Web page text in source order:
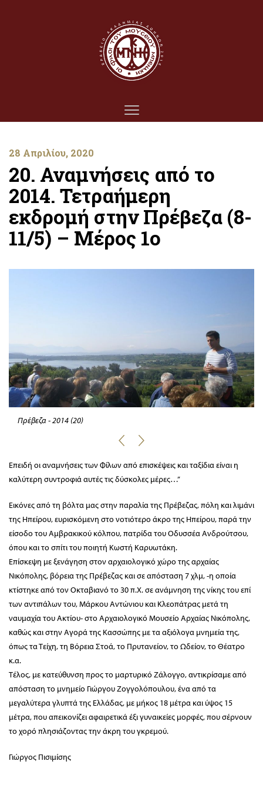
28 Απριλίου, 2020
20. Αναμνήσεις από το
2014. Τετραήμερη
εκδρομή στην Πρέβεζα (8-
11/5) – Μέρος 1ο
Πρέβεζα - 2014 (20)
Επειδή οι αναμνήσεις των Φίλων από επισκέψεις και ταξίδια είναι η
καλύτερη συντροφιά αυτές τις δύσκολες μέρες…”
Εικόνες από τη βόλτα μας στην παραλία της Πρέβεζας, πόλη και λιμάνι
της Ηπείρου, ευρισκόμενη στο νοτιότερο άκρο της Ηπείρου, παρά την
είσοδο του Αμβρακικού κόλπου, πατρίδα του Οδυσσέα Ανδρούτσου,
όπου και το σπίτι του ποιητή Κωστή Καρυωτάκη.
Επίσκεψη με ξενάγηση στον αρχαιολογικό χώρο της αρχαίας
Νικόπολης, βόρεια της Πρέβεζας και σε απόσταση 7 χλμ, -η οποία
κτίστηκε από τον Οκταβιανό το 30 π.Χ. σε ανάμνηση της νίκης του επί
των αντιπάλων του, Μάρκου Αντώνιου και Κλεοπάτρας μετά τη
ναυμαχία του Ακτίου- στο Αρχαιολογικό Μουσείο Αρχαίας Νικόπολης,
καθώς και στην Αγορά της Κασσώπης με τα αξιόλογα μνημεία της,
όπως τα Τείχη, τη Βόρεια Στοά, το Πρυτανείον, το Ωδείον, το Θέατρο
κ.α.
Τέλος, με κατεύθυνση προς το μαρτυρικό Ζάλογγο, αντικρίσαμε από
απόσταση το μνημείο Γιώργου Ζογγολόπουλου, ένα από τα
μεγαλύτερα γλυπτά της Ελλάδας, με μήκος 18 μέτρα και ύψος 15
μέτρα, που απεικονίζει αφαιρετικά έξι γυναικείες μορφές, που σέρνουν
το χορό πλησιάζοντας την άκρη του γκρεμού.
Γιώργος Πισιμίσης